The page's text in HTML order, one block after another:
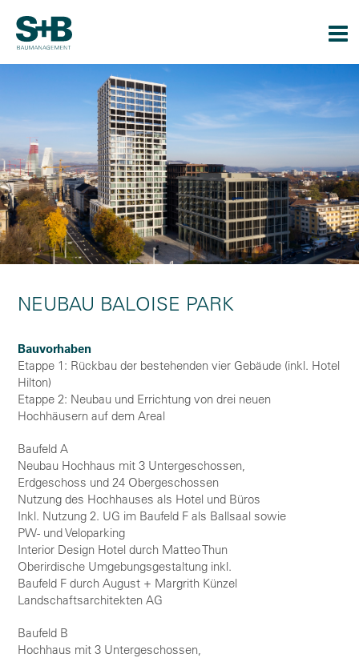
NEUBAU BALOISE PARK
Bauvorhaben
Etappe 1: Rückbau der bestehenden vier Gebäude (inkl. Hotel
Hilton)
Etappe 2: Neubau und Errichtung von drei neuen
Hochhäusern auf dem Areal
Baufeld A
Neubau Hochhaus mit 3 Untergeschossen,
Erdgeschoss und 24 Obergeschossen
Nutzung des Hochhauses als Hotel und Büros
Inkl. Nutzung 2. UG im Baufeld F als Ballsaal sowie
PW- und Veloparking
Interior Design Hotel durch Matteo Thun
Oberirdische Umgebungsgestaltung inkl.
Baufeld F durch August + Margrith Künzel
Landschaftsarchitekten AG
Baufeld B
Hochhaus mit 3 Untergeschossen,